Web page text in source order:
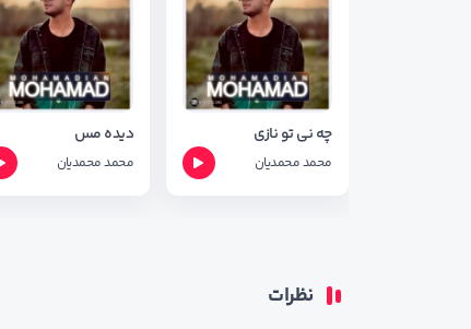
چه نی تو نازی
محمد محمدیان
دیده مس
محمد محمدیان
نظرات